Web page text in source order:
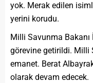
yok. Merak edilen
yerini korudu.
Milli Savunma Bakanı
görevine getirildi. Milli
emanet. Berat
olarak devam edecek.